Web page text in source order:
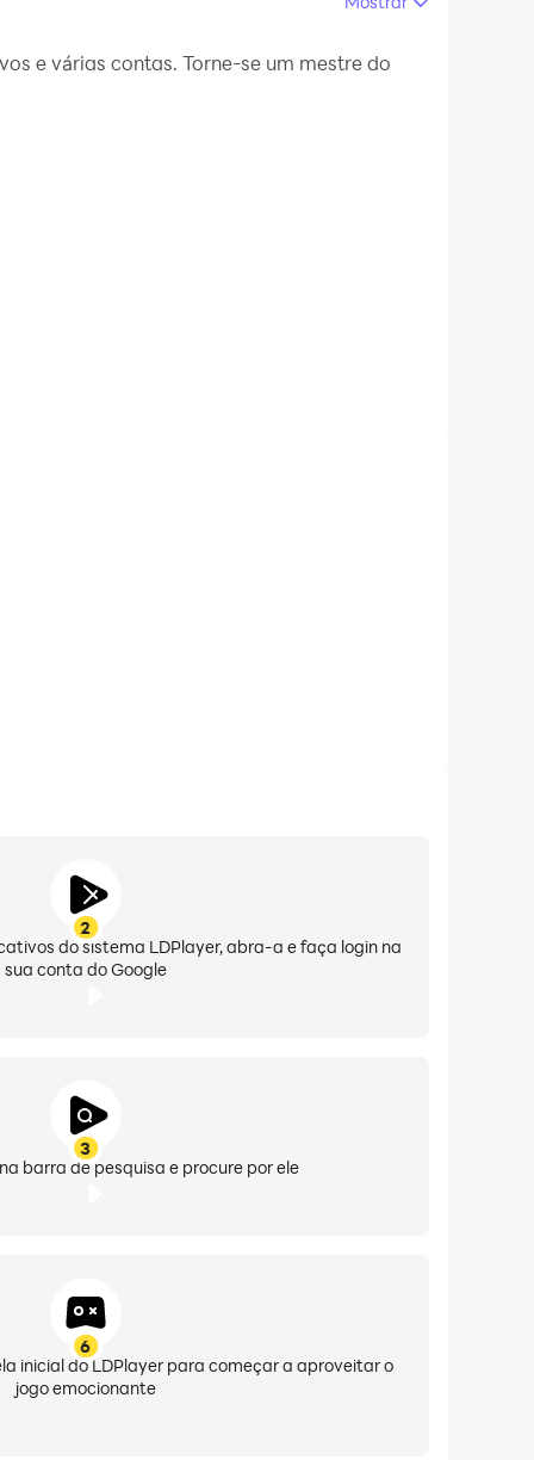
alguém está disponível. O *Kinnect*
as sobre o que você está fazendo e
como trabalhar, dirigir, participar de
possam ter uma ideia do que você pode
Ao fornecer uma maneira fácil de
permanecer conectado de uma forma
evitando chamadas
e várias contas. Torne-se um mestre do
2
do sistema LDPlayer, abra-a e faça login na
sua conta do Google
3
barra de pesquisa e procure por ele
6
inicial do LDPlayer para começar a aproveitar o
jogo emocionante